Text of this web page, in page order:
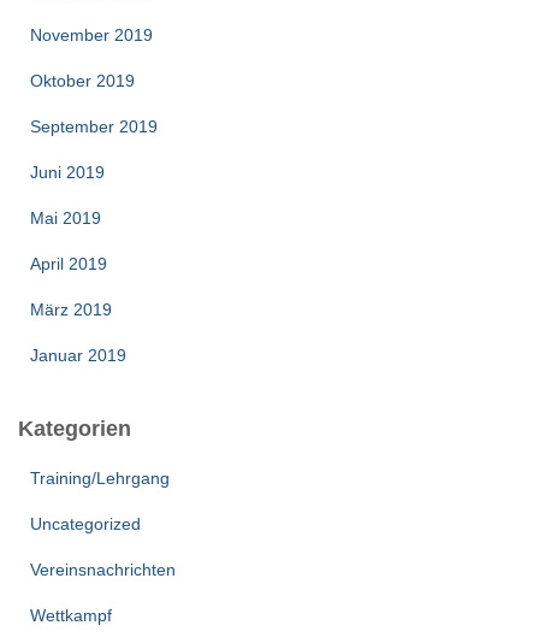
November 2019
Oktober 2019
September 2019
Juni 2019
Mai 2019
April 2019
März 2019
Januar 2019
Kategorien
Training/Lehrgang
Uncategorized
Vereinsnachrichten
Wettkampf